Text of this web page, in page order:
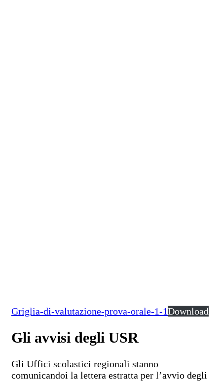
Griglia-di-valutazione-prova-orale-1-1Download
Gli avvisi degli USR
Gli Uffici scolastici regionali stanno
comunicandoi la lettera estratta per l’avvio degli